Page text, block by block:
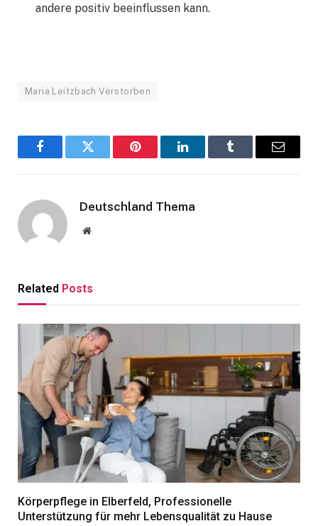
andere positiv beeinflussen kann.
Maria Leitzbach Verstorben
FacebookTwitter Pinterest LinkedInTumblr Email
Deutschland Thema
Website
Related Posts
Körperpflege in Elberfeld, Professionelle
Unterstützung für mehr Lebensqualität zu Hause